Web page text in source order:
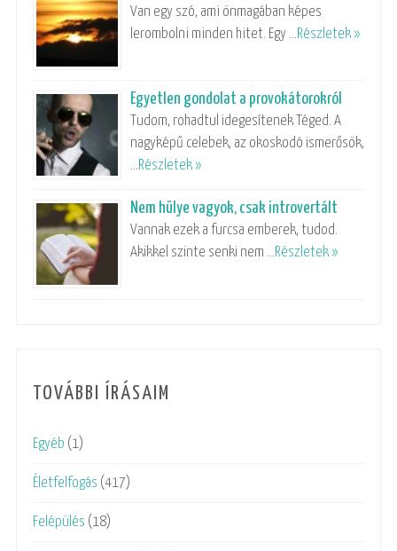
Van egy szó, ami önmagában képes
lerombolni minden hitet. Egy …Részletek »
Egyetlen gondolat a provokátorokról
Tudom, rohadtul idegesítenek Téged. A
nagyképű celebek, az okoskodó ismerősök,
…Részletek »
Nem hülye vagyok, csak introvertált
Vannak ezek a furcsa emberek, tudod.
Akikkel szinte senki nem …Részletek »
TOVÁBBI ÍRÁSAIM
Egyéb (1)
Életfelfogás (417)
Felépülés (18)